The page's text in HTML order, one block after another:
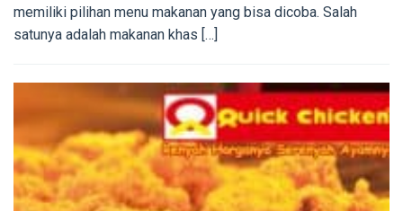
memiliki pilihan menu makanan yang bisa dicoba. Salah
satunya adalah makanan khas […]